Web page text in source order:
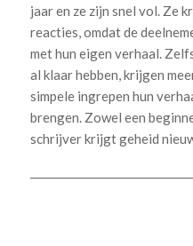
jaar en ze zijn snel vol. Ze
reacties, omdat de
met hun eigen verhaal.
al klaar hebben, krijgen
simpele ingrepen hun
brengen. Zowel een
schrijver krijgt geheid